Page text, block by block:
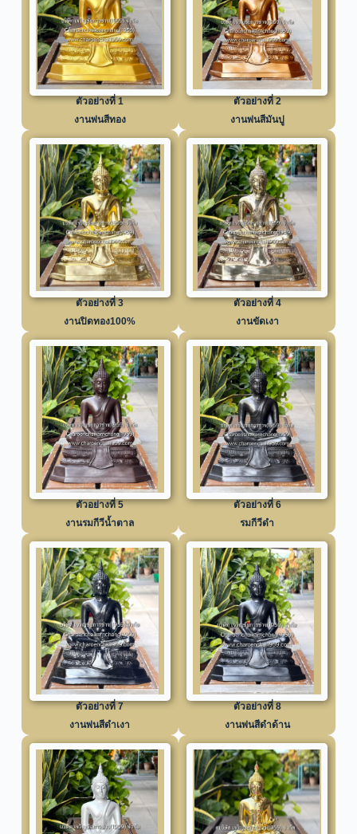
ตัวอย่างที่ 1
งานพ่นสีทอง
ตัวอย่างที่ 2
งานพ่นสีมันปู
ตัวอย่างที่ 3
งานปิดทอง100%
ตัวอย่างที่ 4
งานขัดเงา
ตัวอย่างที่ 5
งานรมกีวีน้ำตาล
ตัวอย่างที่ 6
รมกีวีดำ
ตัวอย่างที่ 7
งานพ่นสีดำเงา
ตัวอย่างที่ 8
งานพ่นสีดำด้าน